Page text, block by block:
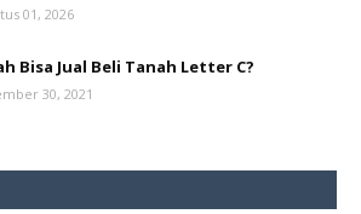
01, 2026
Bisa Jual Beli Tanah Letter C?
30, 2021